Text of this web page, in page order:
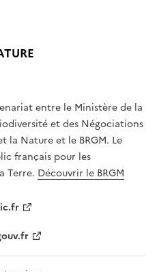
L
T
É
,
É
G
A
L
F
A
entre le Ministère de la
et des Négociations
la Nature et le BRGM. Le
français pour les
Terre. Découvrir le BRGM